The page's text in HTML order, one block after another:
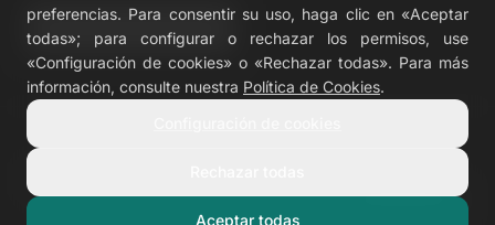
LIVVO Plus
Aviso legalCookiesPrivacidadAccesibilidadConfigurar cookies
preferencias. Para consentir su uso, haga clic en «Aceptar
todas»; para configurar o rechazar los permisos, use
«Configuración de cookies» o «Rechazar todas». Para más
información, consulte nuestra Política de Cookies.
Aceptar todas